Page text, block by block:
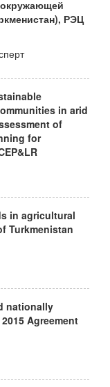
окружающей
РЭЦ
in arid
of
for
in agricultural
Turkmenistan
nationally
Agreement